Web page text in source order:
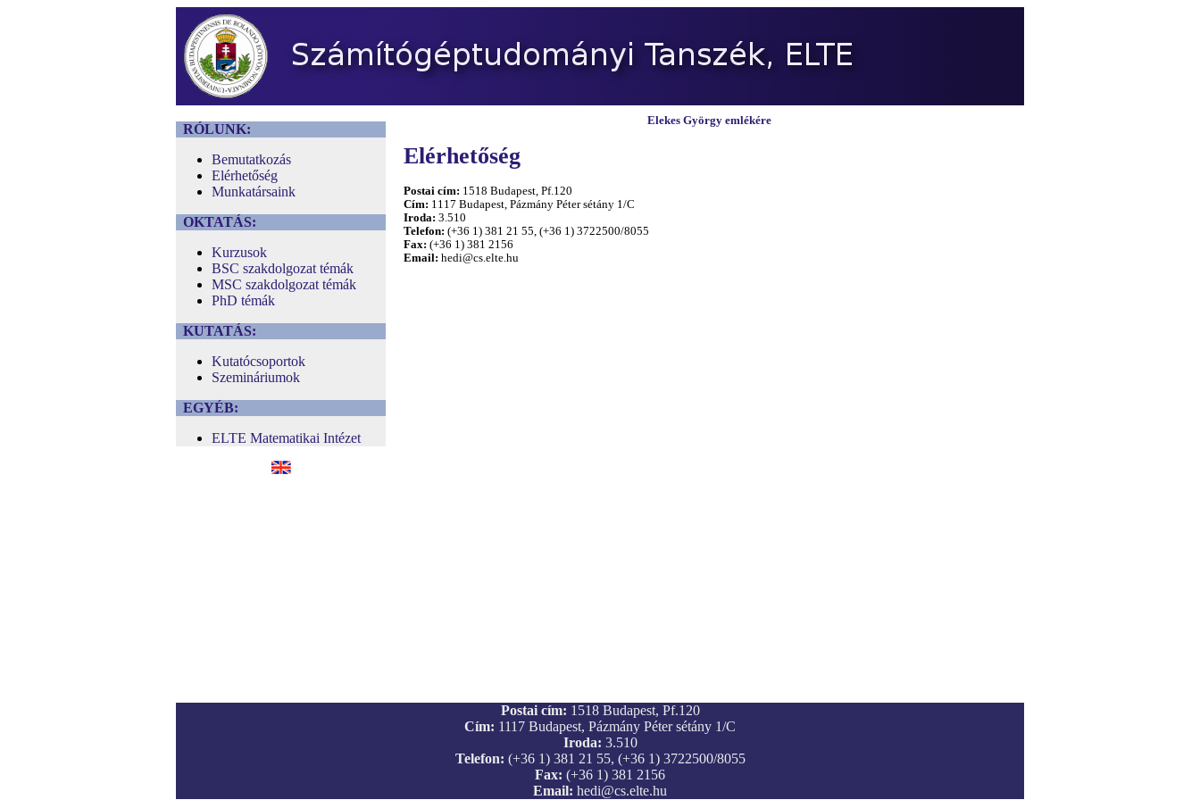
RÓLUNK:
Bemutatkozás
Elérhetőség
Munkatársaink
OKTATÁS:
Kurzusok
BSC szakdolgozat témák
MSC szakdolgozat témák
PhD témák
KUTATÁS:
Kutatócsoportok
Szemináriumok
EGYÉB:
ELTE Matematikai Intézet
Elekes György emlékére
Elérhetőség
Postai cím: 1518 Budapest, Pf.120
Cím: 1117 Budapest, Pázmány Péter sétány 1/C
Iroda: 3.510
Telefon: (+36 1) 381 21 55, (+36 1) 3722500/8055
Fax: (+36 1) 381 2156
Email: hedi@cs.elte.hu
Postai cím: 1518 Budapest, Pf.120
Cím: 1117 Budapest, Pázmány Péter sétány 1/C
Iroda: 3.510
Telefon: (+36 1) 381 21 55, (+36 1) 3722500/8055
Fax: (+36 1) 381 2156
Email: hedi@cs.elte.hu